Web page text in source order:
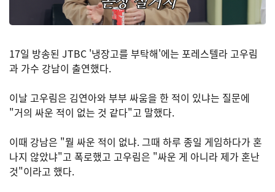
17일 방송된 JTBC '냉장고를 부탁해'에는 포레스텔라 고우림
과 가수 강남이 출연했다.
이날 고우림은 김연아와 부부 싸움을 한 적이 있냐는 질문에
"거의 싸운 적이 없는 것 같다"고 말했다.
이때 강남은 "뭘 싸운 적이 없냐. 그때 하루 종일 게임하다가 혼
나지 않았냐"고 폭로했고 고우림은 "싸운 게 아니라 제가 혼난
것"이라고 했다.